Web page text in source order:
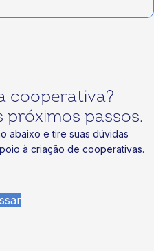
cooperativa?
próximos passos.
abaixo e tire suas dúvidas
à criação de cooperativas.